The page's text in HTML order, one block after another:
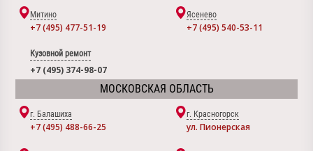
Митино
+7 (495) 477-51-19
Ясенево
+7 (495) 540-53-11
Кузовной ремонт
+7 (495) 374-98-07
МОСКОВСКАЯ ОБЛАСТЬ
г. Балашиха
+7 (495) 488-66-25
г. Красногорск
ул. Пионерская